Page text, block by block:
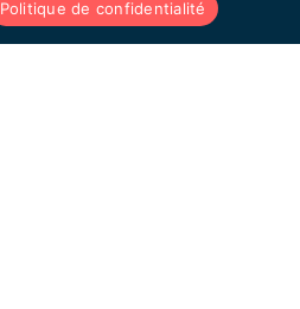
Politique de confidentialité